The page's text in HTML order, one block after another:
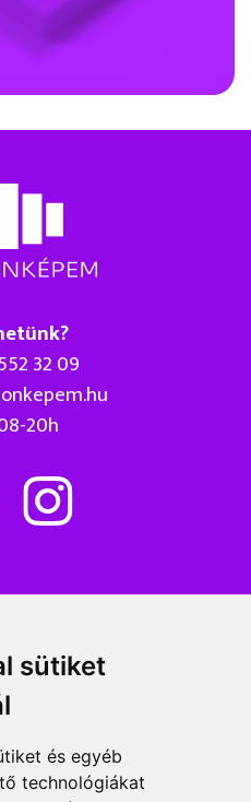
sütiket
és egyéb
technológiákat
32 09
20h